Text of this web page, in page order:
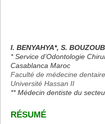
I. BENYAHYA*, S.
* Service d’Odontologie
Casablanca Maroc
Faculté de médecine
Université Hassan II
** Médecin dentiste du
RÉSUMÉ